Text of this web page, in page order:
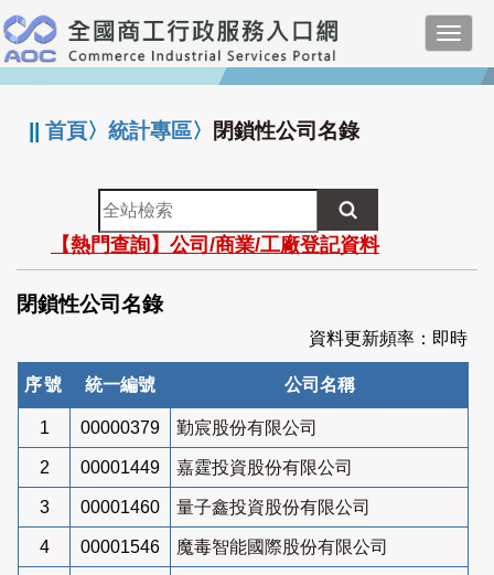
跳
到
主
要
:::
||首頁〉統計專區〉 閉鎖性公司名錄
全
站
檢
索
【熱門查詢】公司/商業/工廠登記資料
閉鎖性公司名錄
資料更新頻率：即時
序號 統一編號 公司名稱
1 00000379 勤宸股份有限公司
2 00001449 嘉霆投資股份有限公司
3 00001460 量子鑫投資股份有限公司
4 00001546 魔毒智能國際股份有限公司